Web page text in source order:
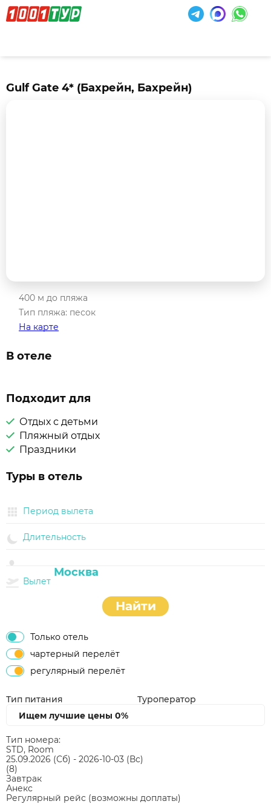
Gulf Gate 4* (Бахрейн, Бахрейн)
400 м до пляжа
Тип пляжа: песок
На карте
В отеле
Подходит для
Отдых с детьми
Пляжный отдых
Праздники
Туры в отель
Период вылета
Длительность
Вылет
Найти
Только отель
чартерный перелёт
регулярный перелёт
Тип питания
Туроператор
Ищем лучшие цены 0%
Тип номера:
STD, Room
25.09.2026 (Сб) - 2026-10-03 (Вс)
(8)
Завтрак
Анекс
Регулярный рейс (возможны доплаты)